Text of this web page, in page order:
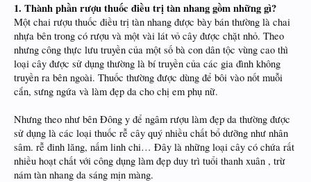
1. Thành phần rượu thuốc điều trị tàn nhang gồm những gì?
Một chai rượu thuốc điều trị tàn nhang được bày bán thường là chai
nhựa bên trong có rượu và một vài lát vỏ cây được chặt nhỏ. Theo
nhưng công thực lưu truyền của một số bà con dân tộc vùng cao thì
loại cây được sử dụng thường là bí truyền của các gia đình không
truyền ra bên ngoài. Thuốc thường được dùng để bôi vào nốt muỗi
cắn, sưng ngứa và làm đẹp da cho chị em phụ nữ.
Nhưng theo như bên Đông y để ngâm rượu làm đẹp da thường được
sử dụng là các loại thuốc rễ cây quý nhiều chất bổ dưỡng như nhân
sâm. rễ đinh lăng, nấm linh chi… Đây là những loại cây có chứa rất
nhiều hoạt chất với công dụng làm đẹp duy trì tuổi thanh xuân , trừ
nám tàn nhang da sáng mịn màng.